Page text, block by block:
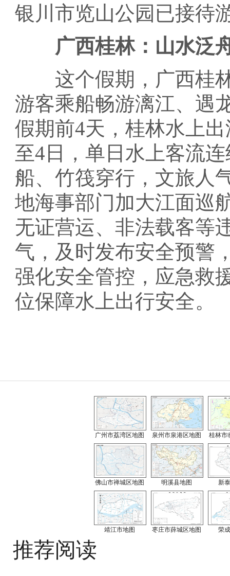
银川市览山公园已接待
广西桂林：山水泛
这个假期，广西桂林
游客乘船畅游漓江、遇
假期前4天，桂林水上
至4日，单日水上客流
船、竹筏穿行，文旅人
地海事部门加大江面巡
无证营运、非法载客等
气，及时发布安全预警
强化安全管控，应急救
位保障水上出行安全。
广州市荔湾区地图 泉州市泉港区地图 桂林市
佛山市禅城区地图 明溪县地图 新
靖江市地图 枣庄市薛城区地图 荣
推荐阅读